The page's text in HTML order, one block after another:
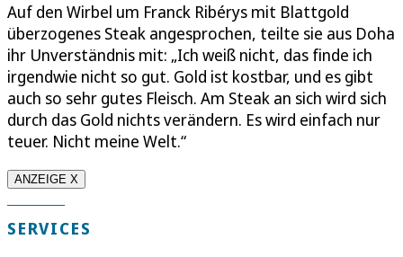
Auf den Wirbel um Franck Ribérys mit Blattgold
überzogenes Steak angesprochen, teilte sie aus Doha
ihr Unverständnis mit: „Ich weiß nicht, das finde ich
irgendwie nicht so gut. Gold ist kostbar, und es gibt
auch so sehr gutes Fleisch. Am Steak an sich wird sich
durch das Gold nichts verändern. Es wird einfach nur
teuer. Nicht meine Welt.“
ANZEIGE X
SERVICES